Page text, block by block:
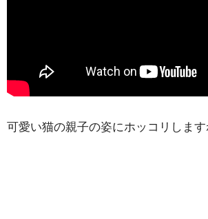
可愛い猫の親子の姿にホッコリしま